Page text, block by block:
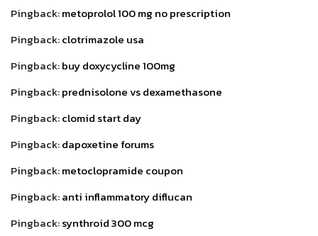
Pingback:metoprolol 100 mg no prescription
Pingback:clotrimazole usa
Pingback:buy doxycycline 100mg
Pingback:prednisolone vs dexamethasone
Pingback:clomid start day
Pingback:dapoxetine forums
Pingback:metoclopramide coupon
Pingback:anti inflammatory diflucan
Pingback:synthroid 300 mcg